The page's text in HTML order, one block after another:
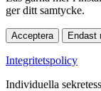
ger ditt samtycke.
Acceptera Endast
Integritetspolicy
Individuella